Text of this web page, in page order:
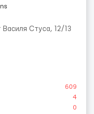
Василя Стуса, 12/13
609
4
0